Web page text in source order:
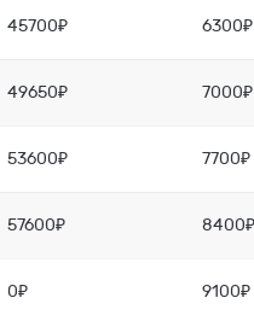
45700₽ 6300₽
49650₽ 7000₽
53600₽ 7700₽
57600₽ 8400₽
0₽ 9100₽